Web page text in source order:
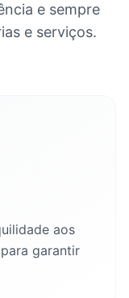
e sempre
e serviços.
aos
garantir